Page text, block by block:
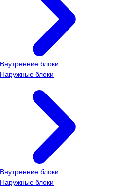
Внутренние блоки
Наружные блоки
Внутренние блоки
Наружные блоки